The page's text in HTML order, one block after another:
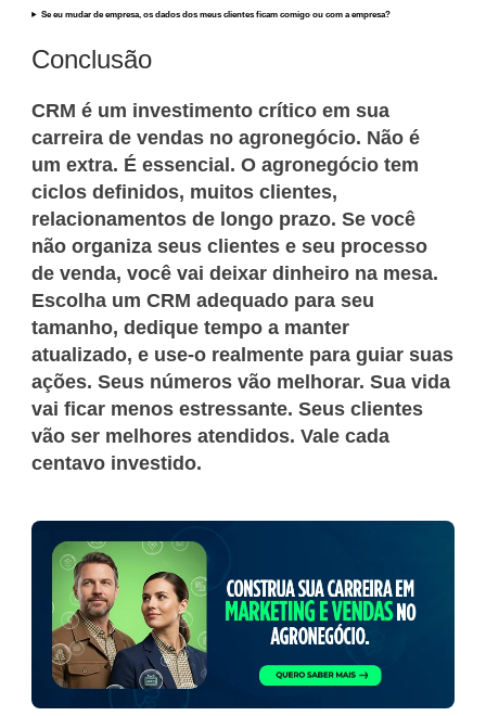
Se eu mudar de empresa, os dados dos meus clientes ficam comigo ou com a empresa?
Conclusão
CRM é um investimento crítico em sua
carreira de vendas no agronegócio. Não é
um extra. É essencial. O agronegócio tem
ciclos definidos, muitos clientes,
relacionamentos de longo prazo. Se você
não organiza seus clientes e seu processo
de venda, você vai deixar dinheiro na mesa.
Escolha um CRM adequado para seu
tamanho, dedique tempo a manter
atualizado, e use-o realmente para guiar suas
ações. Seus números vão melhorar. Sua vida
vai ficar menos estressante. Seus clientes
vão ser melhores atendidos. Vale cada
centavo investido.